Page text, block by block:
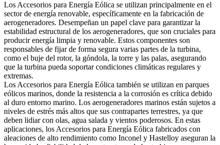
Los Accesorios para Energía Eólica se utilizan principalmente en el
sector de energía renovable, específicamente en la fabricación de
aerogeneradores. Desempeñan un papel clave para garantizar la
estabilidad estructural de los aerogeneradores, que son cruciales para
producir energía limpia y renovable. Estos componentes son
responsables de fijar de forma segura varias partes de la turbina,
como el buje del rotor, la góndola, la torre y las palas, asegurando
que la turbina pueda soportar condiciones climáticas regulares y
extremas.
Los Accesorios para Energía Eólica también se utilizan en parques
eólicos marinos, donde la resistencia a la corrosión es crítica debido
al duro entorno marino. Los aerogeneradores marinos están sujetos a
niveles de estrés más altos que sus contrapartes terrestres, ya que
deben lidiar con olas, agua salada y vientos poderosos. En estas
aplicaciones, los Accesorios para Energía Eólica fabricados con
aleaciones de alto rendimiento como Inconel y Hastelloy aseguran la